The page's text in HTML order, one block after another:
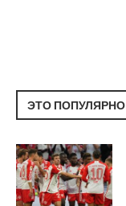
ЭТО ПОПУЛЯРНО